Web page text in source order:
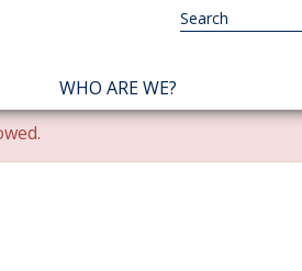
NAVIGATION
WHO ARE WE?